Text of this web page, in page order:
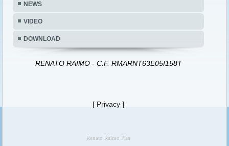
NEWS
VIDEO
DOWNLOAD
RENATO RAIMO - C.F. RMARNT63E05I158T
[ Privacy ]
Renato Raimo Pisa